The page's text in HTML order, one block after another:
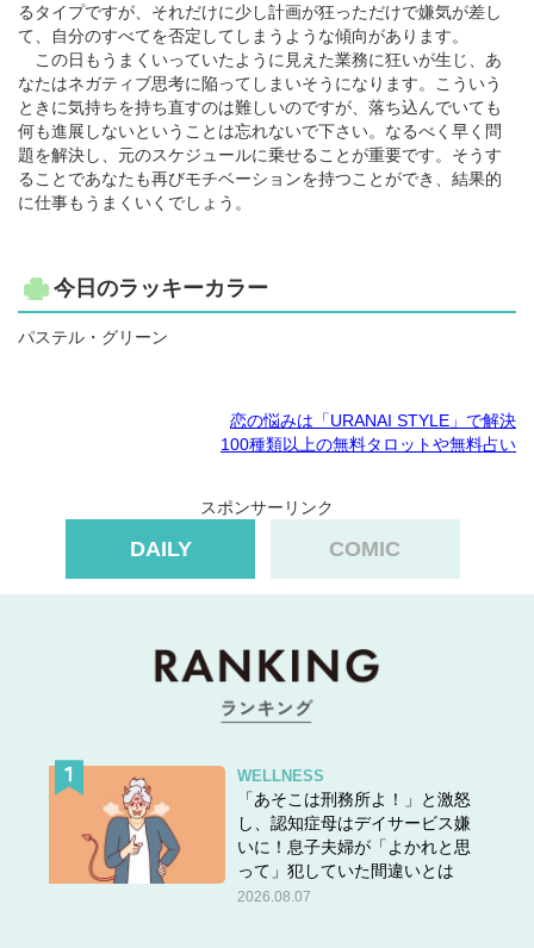
るタイプですが、それだけに少し計画が狂っただけで嫌気が差し
て、自分のすべてを否定してしまうような傾向があります。
この日もうまくいっていたように見えた業務に狂いが生じ、あ
なたはネガティブ思考に陥ってしまいそうになります。こういう
ときに気持ちを持ち直すのは難しいのですが、落ち込んでいても
何も進展しないということは忘れないで下さい。なるべく早く問
題を解決し、元のスケジュールに乗せることが重要です。そうす
ることであなたも再びモチベーションを持つことができ、結果的
に仕事もうまくいくでしょう。
今日のラッキーカラー
パステル・グリーン
恋の悩みは「URANAI STYLE」で解決
100種類以上の無料タロットや無料占い
スポンサーリンク
DAILY COMIC
WELLNESS
「あそこは刑務所よ！」と激怒
し、認知症母はデイサービス嫌
いに！息子夫婦が「よかれと思
って」犯していた間違いとは
2026.08.07